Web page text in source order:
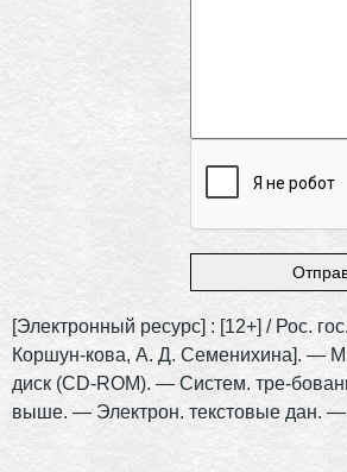
[Электронный ресурс] : [12+] / Рос.
Коршун-кова, А. Д. Семенихина]. —
диск (CD-ROM). — Систем. тре-
выше. — Электрон. текстовые дан. —